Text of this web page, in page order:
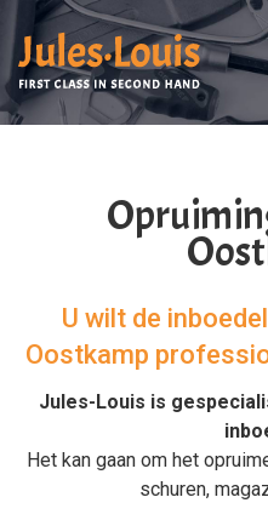
U wilt de
Oostkamp
Jules-Louis is
Het kan gaan om het
schuren,